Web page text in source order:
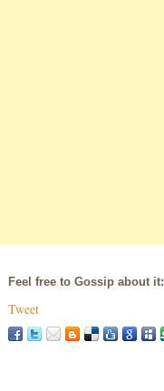
Feel free to Gossip about it:
Tweet